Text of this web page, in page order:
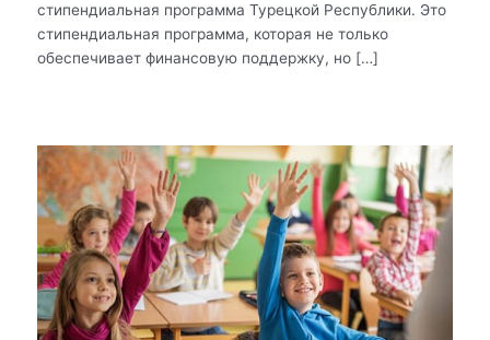
стипендиальная программа Турецкой Республики. Это
стипендиальная программа, которая не только
обеспечивает финансовую поддержку, но […]